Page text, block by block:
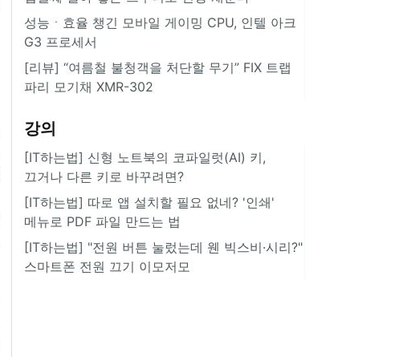
성능ㆍ효율 챙긴 모바일 게이밍 CPU, 인텔 아크
G3 프로세서
[리뷰] “여름철 불청객을 처단할 무기” FIX 트랩
파리 모기채 XMR-302
강의
[IT하는법] 신형 노트북의 코파일럿(AI) 키,
끄거나 다른 키로 바꾸려면?
[IT하는법] 따로 앱 설치할 필요 없네? '인쇄'
메뉴로 PDF 파일 만드는 법
[IT하는법] "전원 버튼 눌렀는데 웬 빅스비·시리?"
스마트폰 전원 끄기 이모저모